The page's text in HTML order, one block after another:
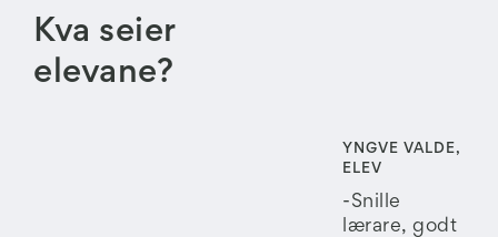
Kva seier
elevane?
YNGVE VALDE,
ELEV
-Snille
lærare, godt